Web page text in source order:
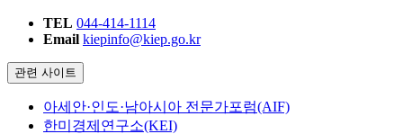
TEL 044-414-1114
Email kiepinfo@kiep.go.kr
관련 사이트
아세안·인도·남아시아 전문가포럼(AIF)
한미경제연구소(KEI)